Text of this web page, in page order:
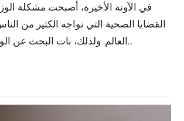
في الآونة الأخيرة، أصبحت مشكلة
القضايا الصحية التي تواجه الكثير من
العالم. ولذلك، بات البحث عن الوسائل الطبيعية لا…